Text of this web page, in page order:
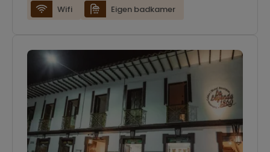
kamerindeling, zal mogelijk een deel van de
van elkaar.
Wifi Eigen badkamer